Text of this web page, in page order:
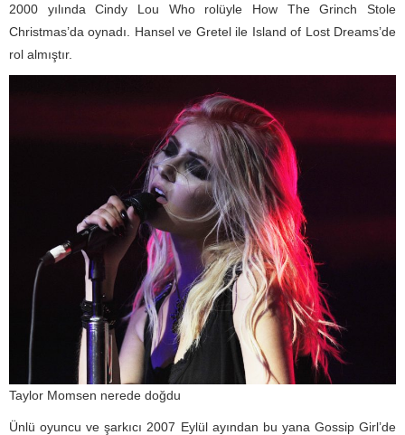
2000 yılında Cindy Lou Who rolüyle How The Grinch Stole
Christmas’da oynadı. Hansel ve Gretel ile Island of Lost Dreams’de
rol almıştır.
Taylor Momsen nerede doğdu
Ünlü oyuncu ve şarkıcı 2007 Eylül ayından bu yana Gossip Girl’de